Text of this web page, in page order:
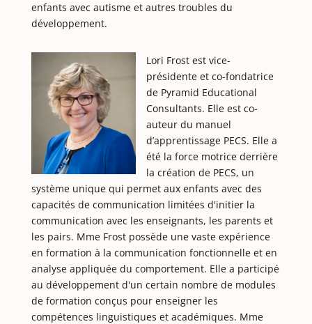
enfants avec autisme et autres troubles du
développement.
Lori Frost est vice-
présidente et co-fondatrice
de Pyramid Educational
Consultants. Elle est co-
auteur du manuel
d’apprentissage PECS. Elle a
été la force motrice derrière
la création de PECS, un
système unique qui permet aux enfants avec des
capacités de communication limitées d'initier la
communication avec les enseignants, les parents et
les pairs. Mme Frost possède une vaste expérience
en formation à la communication fonctionnelle et en
analyse appliquée du comportement. Elle a participé
au développement d'un certain nombre de modules
de formation conçus pour enseigner les
compétences linguistiques et académiques. Mme